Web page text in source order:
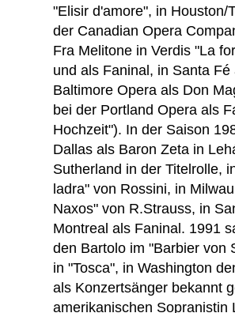
"Elisir d'amore", in Houston/
der Canadian Opera
Fra Melitone in Verdis "La
und als Faninal, in Santa
Baltimore Opera als Don
bei der Portland Opera als
Hochzeit"). In der Saison
Dallas als Baron Zeta in
Sutherland in der Titelrolle,
ladra" von Rossini, in
Naxos" von R.Strauss, in
Montreal als Faninal. 1991
den Bartolo im "Barbier von
in "Tosca", in Washington
als Konzertsänger bekannt
amerikanischen Sopranistin